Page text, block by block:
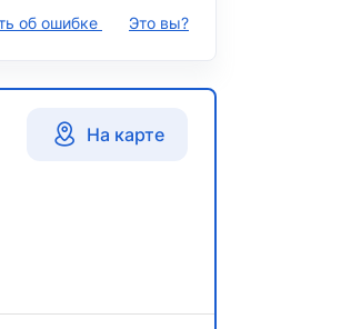
об ошибке Это вы?
На карте